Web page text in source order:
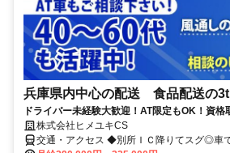
兵庫県内中心の配送 食品配送の
ドライバー未経験大歓迎！AT限定もOK！資格
株式会社ヒメユキCS
交通・アクセス ◆別所ＩＣ降りてスグ◎車